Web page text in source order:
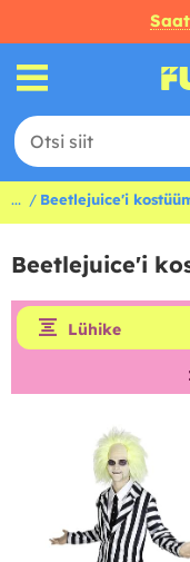
... Beetlejuice'i
Beetlejuice'i
Lühike